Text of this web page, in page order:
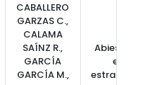
CABALLERO
GARZAS C.,
CALAMA
SAÍNZ R.,
GARCÍA
GARCÍA M.,
Abies